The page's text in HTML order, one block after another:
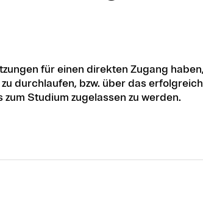
für einen direkten Zugang
durchlaufen, bzw. über das
Studium zugelassen zu werden.